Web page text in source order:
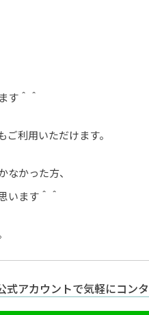
す＾＾
利用いただけます。
かった方、
います＾＾
式アカウントで気軽にコンタ